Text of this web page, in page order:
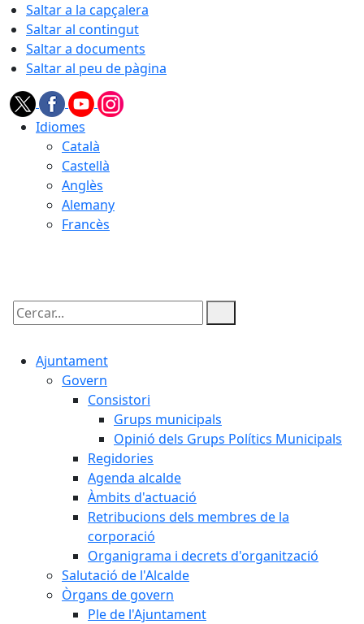
Saltar a la capçalera
Saltar al contingut
Saltar a documents
Saltar al peu de pàgina
Idiomes
Català
Castellà
Anglès
Alemany
Francès
Cercar:
Ajuntament
Govern
Consistori
Grups municipals
Opinió dels Grups Polítics Municipals
Regidories
Agenda alcalde
Àmbits d'actuació
Retribucions dels membres de la
corporació
Organigrama i decrets d'organització
Salutació de l'Alcalde
Òrgans de govern
Ple de l'Ajuntament